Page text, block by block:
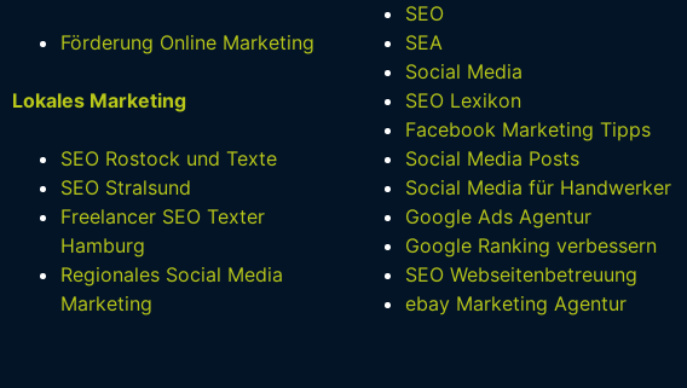
Förderung Online Marketing
Lokales Marketing
SEO Rostock und Texte
SEO Stralsund
Freelancer SEO Texter
Hamburg
Regionales Social Media
Marketing
SEO
SEA
Social Media
SEO Lexikon
Facebook Marketing Tipps
Social Media Posts
Social Media für Handwerker
Google Ads Agentur
Google Ranking verbessern
SEO Webseitenbetreuung
ebay Marketing Agentur